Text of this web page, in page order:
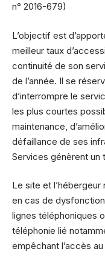
n° 2016-679)
L’objectif est
meilleur taux
continuité de son
de l’année. Il se
d’interrompre le
les plus courtes
maintenance,
défaillance de ses
Services génèrent un
Le site et
en cas de
lignes téléphoniques
téléphonie lié
empêchant l’accès